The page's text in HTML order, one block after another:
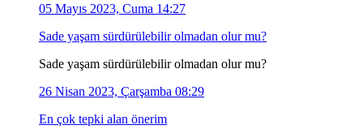
05 Mayıs 2023, Cuma 14:27
Sade yaşam sürdürülebilir olmadan olur mu?
Sade yaşam sürdürülebilir olmadan olur mu?
26 Nisan 2023, Çarşamba 08:29
En çok tepki alan önerim